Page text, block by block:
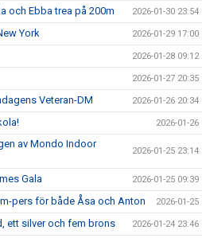
och Ebba trea på 200m 2026-01-30 23:54
York 2026-01-29 17:00
2026-01-28 09:12
2026-01-27 20:35
Veteran-DM 2026-01-26 20:34
2026-01-26
av Mondo Indoor
2026-01-25 23:14
Gala 2026-01-25 09:39
pers för både Åsa och Anton 2026-01-25
ett silver och fem brons 2026-01-24 23:46